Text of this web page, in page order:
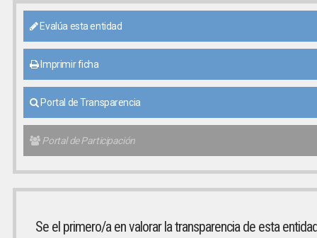
Evalúa esta entidad
Imprimir ficha
Portal de Transparencia
Portal de Participación
Se el primero/a en valorar la transparencia de esta